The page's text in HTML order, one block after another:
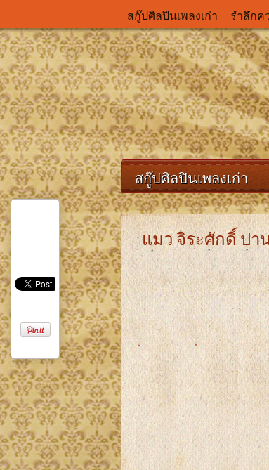
สกู๊ปศิลปินเพลงเก่า รำลึกค
สกู๊ปศิลปินเพลงเก่า
แมว จิระศักดิ์ ปานพุ่